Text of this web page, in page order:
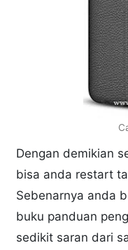
Dengan demikian
bisa anda restart
Sebenarnya anda
buku panduan
sedikit saran dari